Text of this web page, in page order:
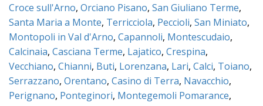
Croce sull'Arno, Orciano Pisano, San Giuliano Terme,
Santa Maria a Monte, Terricciola, Peccioli, San Miniato,
Montopoli in Val d'Arno, Capannoli, Montescudaio,
Calcinaia, Casciana Terme, Lajatico, Crespina,
Vecchiano, Chianni, Buti, Lorenzana, Lari, Calci, Toiano,
Serrazzano, Orentano, Casino di Terra, Navacchio,
Perignano, Ponteginori, Montegemoli Pomarance,